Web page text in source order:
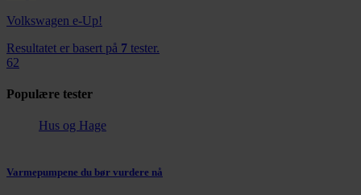
Volkswagen e-Up!
Resultatet er basert på 7 tester.
62
Populære tester
Hus og Hage
Varmepumpene du bør vurdere nå